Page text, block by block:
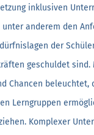
inklusiven
anderem den
der
geschuldet sind.
Chancen beleuchtet,
Lerngruppen
Komplexer